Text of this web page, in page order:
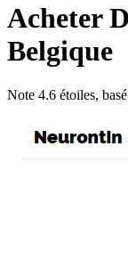
Acheter
Belgique
Note 4.6 étoiles,